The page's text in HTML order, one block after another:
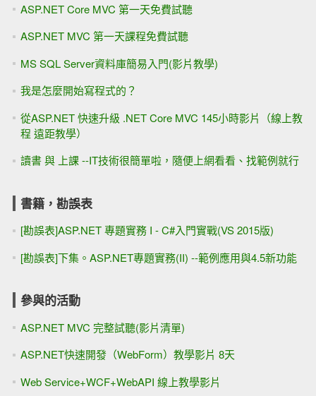
ASP.NET Core MVC 第一天免費試聽
ASP.NET MVC 第一天課程免費試聽
MS SQL Server資料庫簡易入門(影片教學)
我是怎麼開始寫程式的？
從ASP.NET 快速升級 .NET Core MVC 145小時影片（線上教
程 遠距教學）
讀書 與 上課 --IT技術很簡單啦，隨便上網看看、找範例就行
書籍，勘誤表
[勘誤表]ASP.NET 專題實務 I - C#入門實戰(VS 2015版)
[勘誤表]下集。ASP.NET專題實務(II) --範例應用與4.5新功能
參與的活動
ASP.NET MVC 完整試聽(影片清單)
ASP.NET快速開發（WebForm）教學影片 8天
Web Service+WCF+WebAPI 線上教學影片